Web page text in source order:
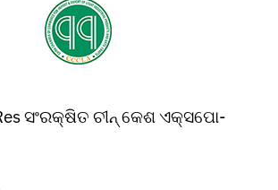
ସଂରକ୍ଷିତ ଚୀନ୍ କେଶ ଏକ୍ସପୋ-